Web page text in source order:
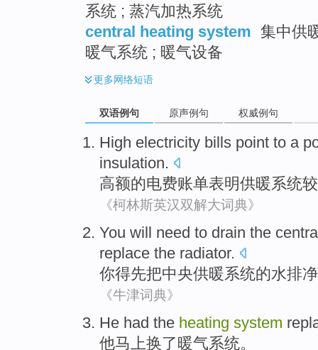
系统 ; 蒸汽加热系统
central heating system 集中供
暖气系统 ; 暖气设备
更多网络短语
双语例句 原声例句 权威例句
High electricity bills point to a
insulation.
高额的电费账单表明供暖系统较
《柯林斯英汉双解大词典》
You will need to drain the
replace the radiator.
你得先把中央供暖系统的水排净
《牛津词典》
He had the heating system
他马上换了暖气系统。